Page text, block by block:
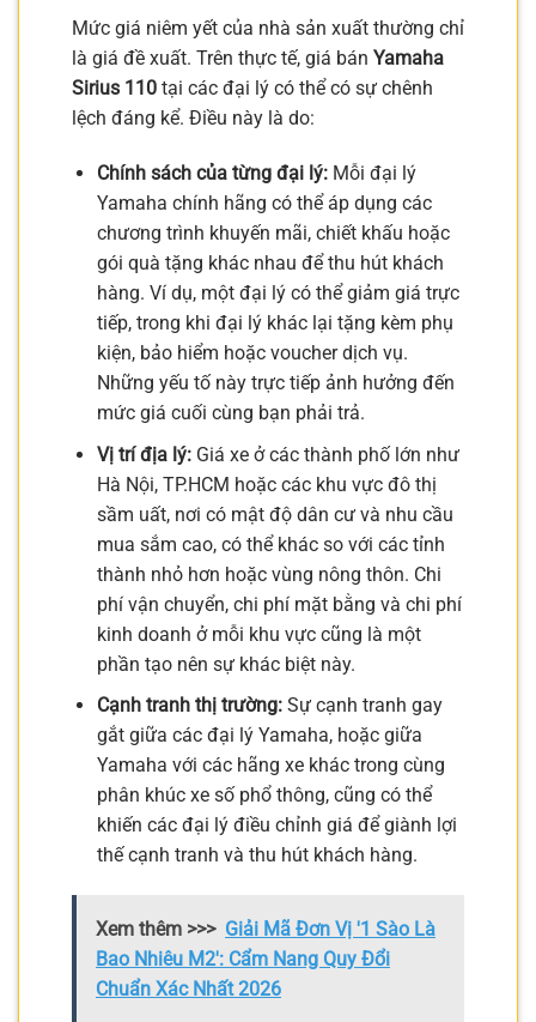
Mức giá niêm yết của nhà sản xuất thường chỉ
là giá đề xuất. Trên thực tế, giá bán Yamaha
Sirius 110 tại các đại lý có thể có sự chênh
lệch đáng kể. Điều này là do:
Chính sách của từng đại lý:Mỗi đại lý
Yamaha chính hãng có thể áp dụng các
chương trình khuyến mãi, chiết khấu hoặc
gói quà tặng khác nhau để thu hút khách
hàng. Ví dụ, một đại lý có thể giảm giá trực
tiếp, trong khi đại lý khác lại tặng kèm phụ
kiện, bảo hiểm hoặc voucher dịch vụ.
Những yếu tố này trực tiếp ảnh hưởng đến
mức giá cuối cùng bạn phải trả.
Vị trí địa lý:Giá xe ở các thành phố lớn như
Hà Nội, TP.HCM hoặc các khu vực đô thị
sầm uất, nơi có mật độ dân cư và nhu cầu
mua sắm cao, có thể khác so với các tỉnh
thành nhỏ hơn hoặc vùng nông thôn. Chi
phí vận chuyển, chi phí mặt bằng và chi phí
kinh doanh ở mỗi khu vực cũng là một
phần tạo nên sự khác biệt này.
Cạnh tranh thị trường:Sự cạnh tranh gay
gắt giữa các đại lý Yamaha, hoặc giữa
Yamaha với các hãng xe khác trong cùng
phân khúc xe số phổ thông, cũng có thể
khiến các đại lý điều chỉnh giá để giành lợi
thế cạnh tranh và thu hút khách hàng.
Xem thêm >>> Giải Mã Đơn Vị '1 Sào Là
Bao Nhiêu M2': Cẩm Nang Quy Đổi
Chuẩn Xác Nhất 2026